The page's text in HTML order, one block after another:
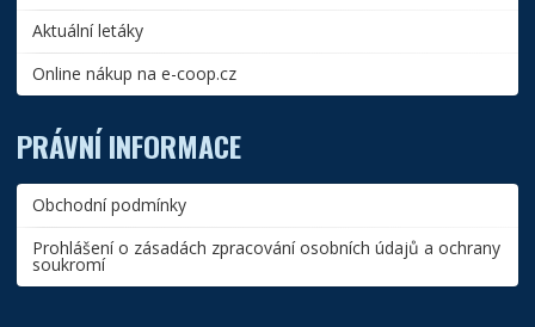
Aktuální letáky
Online nákup na e-coop.cz
PRÁVNÍ INFORMACE
Obchodní podmínky
Prohlášení o zásadách zpracování osobních údajů a ochrany
soukromí